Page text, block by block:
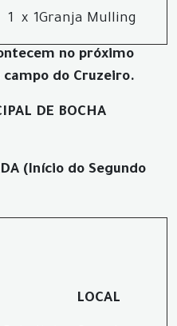
1 x 1Granja Mulling
no próximo
do Cruzeiro.
DE BOCHA
(Início do Segundo
LOCAL